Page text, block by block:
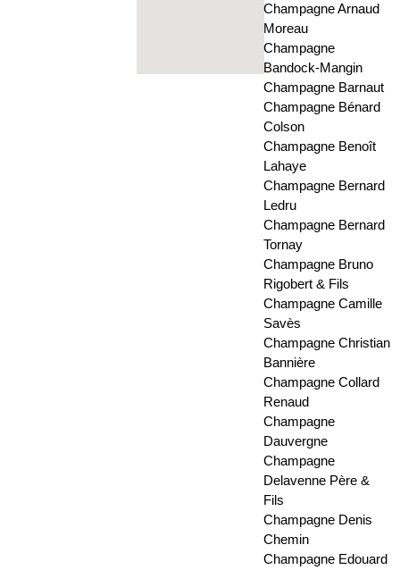
Champagne Arnaud
Moreau
Champagne
Bandock-Mangin
Champagne Barnaut
Champagne Bénard
Colson
Champagne Benoît
Lahaye
Champagne Bernard
Ledru
Champagne Bernard
Tornay
Champagne Bruno
Rigobert & Fils
Champagne Camille
Savès
Champagne Christian
Bannière
Champagne Collard
Renaud
Champagne
Dauvergne
Champagne
Delavenne Père &
Fils
Champagne Denis
Chemin
Champagne Edouard